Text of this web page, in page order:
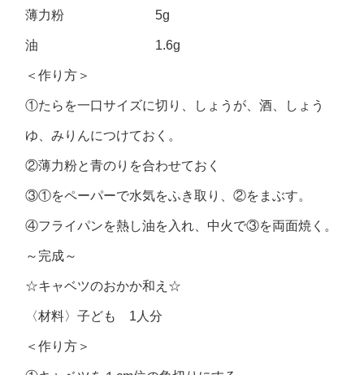
薄力粉 5g
油 1.6g
＜作り方＞
①たらを一口サイズに切り、しょうが、酒、しょう
ゆ、みりんにつけておく。
②薄力粉と青のりを合わせておく
③①をペーパーで水気をふき取り、②をまぶす。
④フライパンを熱し油を入れ、中火で③を両面焼く。
～完成～
☆キャベツのおかか和え☆
〈材料〉子ども 1人分
＜作り方＞